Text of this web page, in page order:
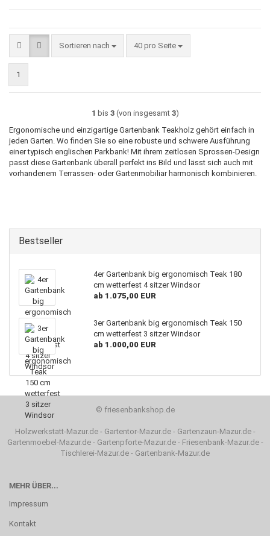
Sortieren nach
Sortieren nach 40 pro Seite
pro Seite
1
1 bis 3(von insgesamt 3)
Ergonomische und einzigartige Gartenbank Teakholz gehört einfach in
jeden Garten. Wo finden Sie so eine robuste und schwere Ausführung
einer typisch englischen Parkbank! Mit ihrem zeitlosen Sprossen-Design
passt diese Gartenbank überall perfekt ins Bild und lässt sich auch mit
vorhandenem Terrassen- oder Gartenmobiliar harmonisch kombinieren.
Bestseller
4er Gartenbank big ergonomisch Teak 180
cm wetterfest 4 sitzer Windsor
ab 1.075,00 EUR
3er Gartenbank big ergonomisch Teak 150
cm wetterfest 3 sitzer Windsor
ab 1.000,00 EUR
© friesenbankshop.de
Holzwerkstatt-Mazur.de- Gartentor-Mazur.de- Gartenzaun-Mazur.de-
Gartenmoebel-Mazur.de- Gartenpforte-Mazur.de- Friesenbank-Mazur.de-
Tischlerei-Mazur.de - Gartenbank-Mazur.de
MEHR ÜBER...
Impressum
Kontakt